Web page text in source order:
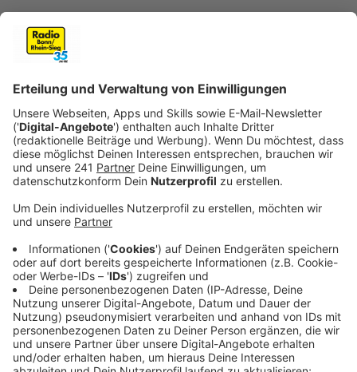
In hunderten deutschen Städten demonstriert
for Future
Bewegung dazu auf, ein Zeichen zu setzen, "um auf die
Dringlichkeit und globale Ungleichheit der Klimakrise
aufmerksam zu machen." Die Veranstalter und
Organisatoren von Fridays For Future versprechen
"corona-konforme" Demonstrationen.
Anzeige
Verschiedene Aktionen geplant
Anzeige
Wie die Veranstalter bekanntgegeben haben, wird es
verschiedene Aktionen amglobalen Klimastreiktag